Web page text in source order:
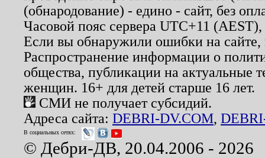
(обнародование) - едино - сайт, без
Часовой пояс сервера UTC+11
Если вы обнаружили ошибки на
Распространение информации о
общества, публикации на актуальные
женщин. 16+ для детей старше 16 лет.
СМИ не получает субсидий.
Адреса сайта: DEBRI-DV.COM,
В социальных сетях:
© Дебри-ДВ, 20.04.2006 - 2026